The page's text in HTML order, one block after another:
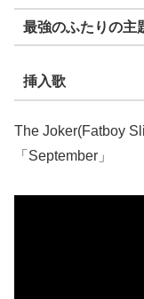
最強のふたりの主
挿入歌
The Joker(Fatboy
「September」